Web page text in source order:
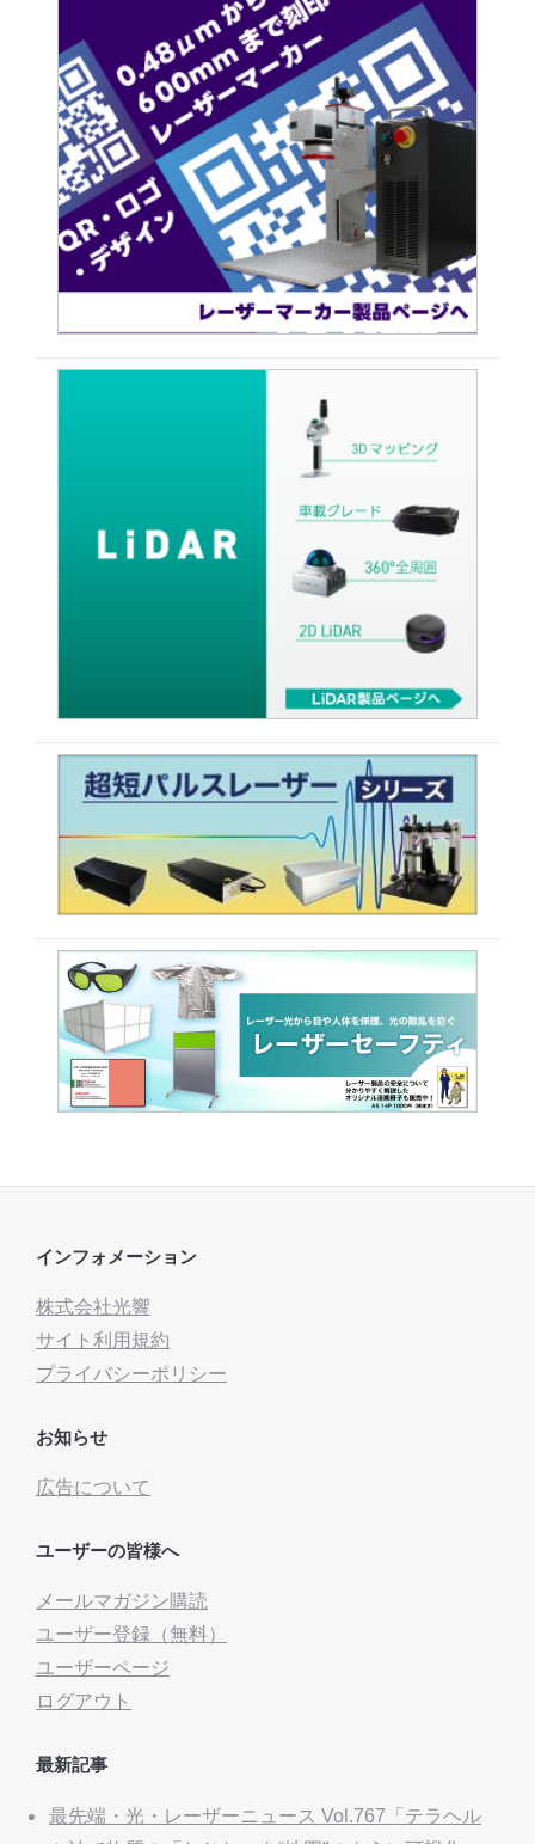
インフォメーション
株式会社光響
サイト利用規約
プライバシーポリシー
お知らせ
広告について
ユーザーの皆様へ
メールマガジン購読
ユーザー登録（無料）
ユーザーページ
ログアウト
最新記事
最先端・光・レーザーニュース Vol.767「テラヘル